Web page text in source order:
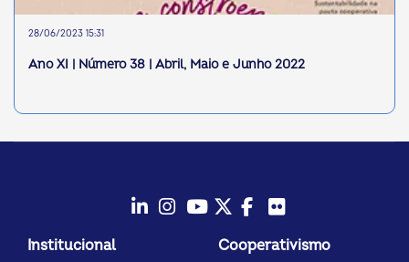
28/06/2023 15:31
Ano XI | Número 38 | Abril, Maio e Junho 2022
Instagram
YoutubeTwitter/X
Facebook
Institucional Cooperativismo